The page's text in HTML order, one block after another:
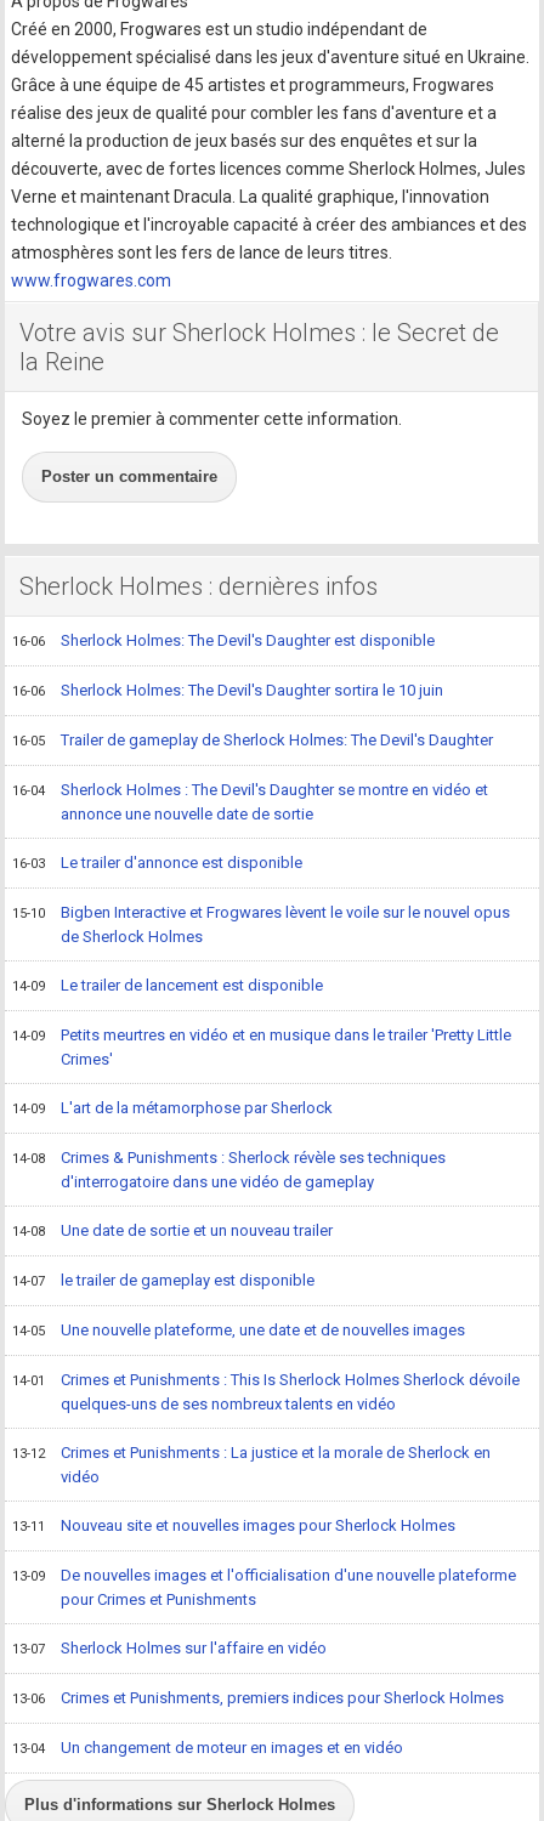
Créé en 2000, Frogwares est un studio indépendant de
développement spécialisé dans les jeux d'aventure situé en Ukraine.
Grâce à une équipe de 45 artistes et programmeurs, Frogwares
réalise des jeux de qualité pour combler les fans d'aventure et a
alterné la production de jeux basés sur des enquêtes et sur la
découverte, avec de fortes licences comme Sherlock Holmes, Jules
Verne et maintenant Dracula. La qualité graphique, l'innovation
technologique et l'incroyable capacité à créer des ambiances et des
atmosphères sont les fers de lance de leurs titres.
www.frogwares.com
Votre avis sur Sherlock Holmes : le Secret de
la Reine
Soyez le premier à commenter cette information.
Poster un commentaire
Sherlock Holmes : dernières infos
16-06 Sherlock Holmes: The Devil's Daughter est disponible
16-06 Sherlock Holmes: The Devil's Daughter sortira le 10 juin
16-05 Trailer de gameplay de Sherlock Holmes: The Devil's Daughter
16-04
Sherlock Holmes : The Devil's Daughter se montre en vidéo et
annonce une nouvelle date de sortie
16-03 Le trailer d'annonce est disponible
15-10
Bigben Interactive et Frogwares lèvent le voile sur le nouvel opus
de Sherlock Holmes
14-09 Le trailer de lancement est disponible
14-09
Petits meurtres en vidéo et en musique dans le trailer 'Pretty Little
Crimes'
14-09 L'art de la métamorphose par Sherlock
14-08
Crimes & Punishments : Sherlock révèle ses techniques
d'interrogatoire dans une vidéo de gameplay
14-08 Une date de sortie et un nouveau trailer
14-07 le trailer de gameplay est disponible
14-05 Une nouvelle plateforme, une date et de nouvelles images
14-01
Crimes et Punishments : This Is Sherlock Holmes Sherlock dévoile
quelques-uns de ses nombreux talents en vidéo
13-12
Crimes et Punishments : La justice et la morale de Sherlock en
vidéo
13-11 Nouveau site et nouvelles images pour Sherlock Holmes
13-09
De nouvelles images et l'officialisation d'une nouvelle plateforme
pour Crimes et Punishments
13-07 Sherlock Holmes sur l'affaire en vidéo
13-06 Crimes et Punishments, premiers indices pour Sherlock Holmes
13-04 Un changement de moteur en images et en vidéo
Plus d'informations sur Sherlock Holmes